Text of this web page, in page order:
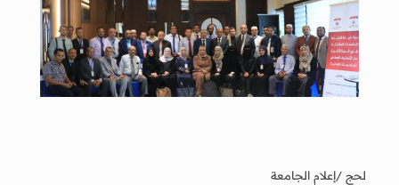
لحج /إعلام الجامعة